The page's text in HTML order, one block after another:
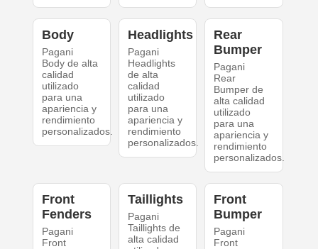
Body
Pagani
Body de alta
calidad
utilizado
para una
apariencia y
rendimiento
personalizados.
Headlights
Pagani
Headlights
de alta
calidad
utilizado
para una
apariencia y
rendimiento
personalizados.
Rear
Bumper
Pagani
Rear
Bumper de
alta calidad
utilizado
para una
apariencia y
rendimiento
personalizados.
Front
Fenders
Pagani
Front
Taillights
Pagani
Taillights de
alta calidad
Front
Bumper
Pagani
Front